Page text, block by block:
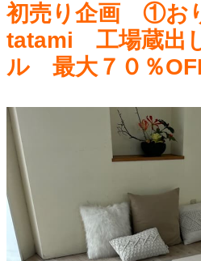
初売り企画 ①お
tatami 工場蔵出
ル 最大７０％